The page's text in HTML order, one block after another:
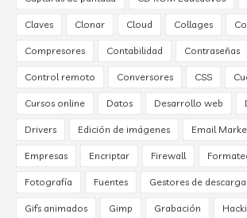
Claves Clonar Cloud Collages
Compresores Contabilidad Contraseñas
Control remoto Conversores CSS
Cursos online Datos Desarrollo web
Drivers Edición de imágenes Email
Empresas Encriptar Firewall
Fotografía Fuentes Gestores de descarga
Gifs animados Gimp Grabación